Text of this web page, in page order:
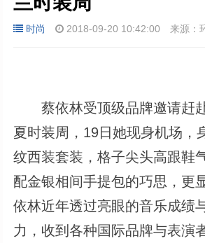
时尚 2018-09-20 10:42:00 来源：
蔡依林受顶级品牌邀请赶
夏时装周，19日她现身机场，
纹西装套装，格子尖头高跟鞋
配金银相间手提包的巧思，更
依林近年透过亮眼的音乐成绩
力，收到各种国际品牌与表演